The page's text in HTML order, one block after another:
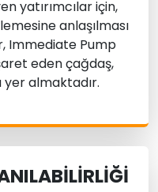
yatırımcılar için,
anlaşılması
Immediate Pump
eden çağdaş,
almaktadır.